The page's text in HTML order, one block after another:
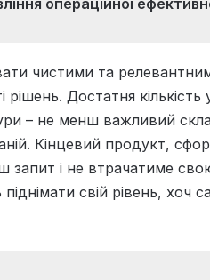
операційної
чистими та
рішень. Достатня
– не менш важливий
Кінцевий продукт,
запит і не втрачатиме
свій рівень,